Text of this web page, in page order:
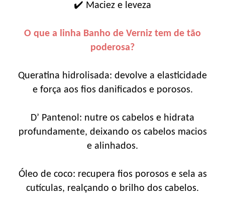
✔️ Maciez e leveza
O que a linha Banho de Verniz tem de tão
poderosa?
Queratina hidrolisada: devolve a elasticidade
e força aos fios danificados e porosos.
D’ Pantenol: nutre os cabelos e hidrata
profundamente, deixando os cabelos macios
e alinhados.
Óleo de coco: recupera fios porosos e sela as
cutículas, realçando o brilho dos cabelos.